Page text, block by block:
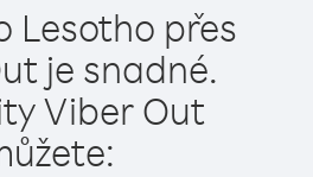
Lesotho přes
je snadné.
Viber Out